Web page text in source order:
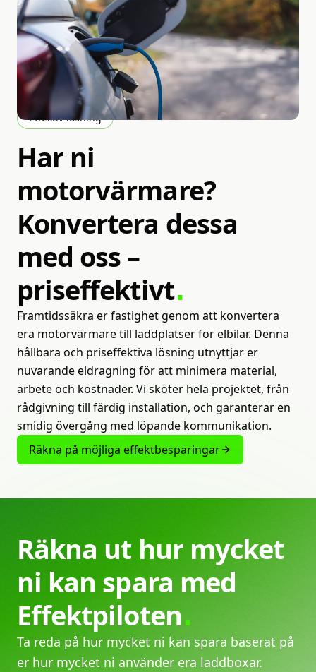
Effektiv lösning
Har ni
motorvärmare?
Konvertera dessa
med oss–
priseffektivt
Framtidssäkra er fastighet genom att konvertera
era motorvärmare till laddplatser för elbilar. Denna
hållbara och priseffektiva lösning utnyttjar er
nuvarande eldragning för att minimera material,
arbete och kostnader. Vi sköter hela projektet, från
rådgivning till färdig installation, och garanterar en
smidig övergång med löpande kommunikation.
Räkna på möjliga effektbesparingar
Räkna ut hur mycket
ni kan spara med
Effektpiloten
Ta reda på hur mycket ni kan spara baserat på
er hur mycket ni använder era laddboxar.